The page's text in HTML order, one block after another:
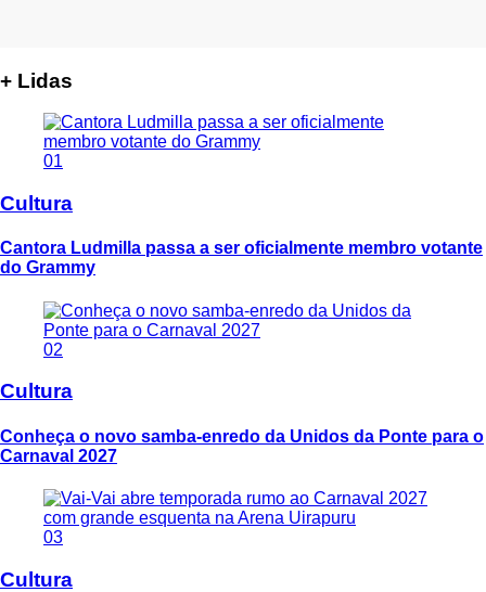
+ Lidas
01
Cultura
Cantora Ludmilla passa a ser oficialmente membro votante
do Grammy
02
Cultura
Conheça o novo samba-enredo da Unidos da Ponte para o
Carnaval 2027
03
Cultura